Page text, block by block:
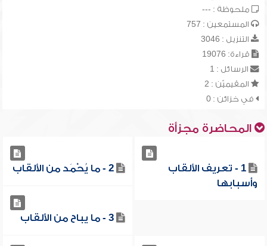
ملحوظة : ---
المستمعين : 757
التنزيل : 3046
قراءة: 19076
الرسائل : 1
المقيميّن : 2
في خزائن : 0
المحاضرة مجزأة
1 - تعريف الألقاب
وأسبابها
2 - ما يُحْمَد من الألقاب
3 - ما يباح من الألقاب